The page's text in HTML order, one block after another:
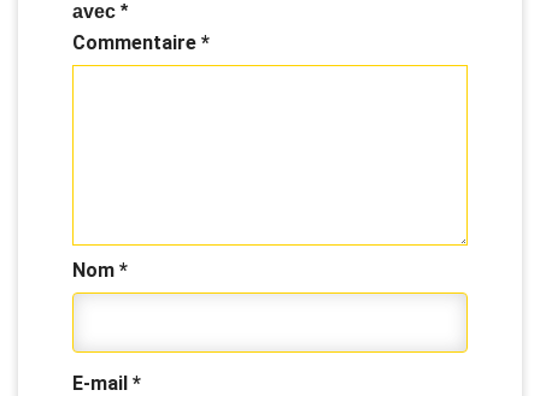
avec *
Commentaire *
Nom *
E-mail *